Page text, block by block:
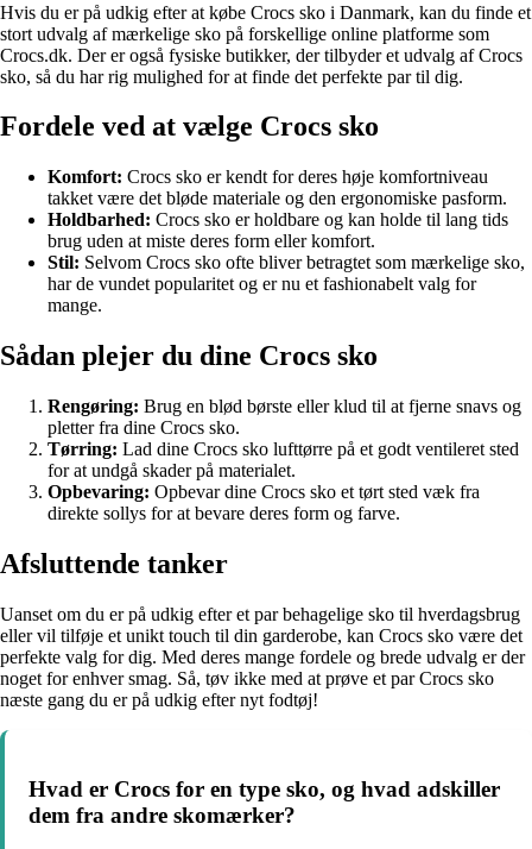
Hvis du er på udkig efter at købe Crocs sko i Danmark, kan du finde et
stort udvalg af mærkelige sko på forskellige online platforme som
Crocs.dk. Der er også fysiske butikker, der tilbyder et udvalg af Crocs
sko, så du har rig mulighed for at finde det perfekte par til dig.
Fordele ved at vælge Crocs sko
Komfort: Crocs sko er kendt for deres høje komfortniveau
takket være det bløde materiale og den ergonomiske pasform.
Holdbarhed: Crocs sko er holdbare og kan holde til lang tids
brug uden at miste deres form eller komfort.
Stil: Selvom Crocs sko ofte bliver betragtet som mærkelige sko,
har de vundet popularitet og er nu et fashionabelt valg for
mange.
Sådan plejer du dine Crocs sko
Rengøring: Brug en blød børste eller klud til at fjerne snavs og
pletter fra dine Crocs sko.
Tørring: Lad dine Crocs sko lufttørre på et godt ventileret sted
for at undgå skader på materialet.
Opbevaring: Opbevar dine Crocs sko et tørt sted væk fra
direkte sollys for at bevare deres form og farve.
Afsluttende tanker
Uanset om du er på udkig efter et par behagelige sko til hverdagsbrug
eller vil tilføje et unikt touch til din garderobe, kan Crocs sko være det
perfekte valg for dig. Med deres mange fordele og brede udvalg er der
noget for enhver smag. Så, tøv ikke med at prøve et par Crocs sko
næste gang du er på udkig efter nyt fodtøj!
Hvad er Crocs for en type sko, og hvad adskiller
dem fra andre skomærker?